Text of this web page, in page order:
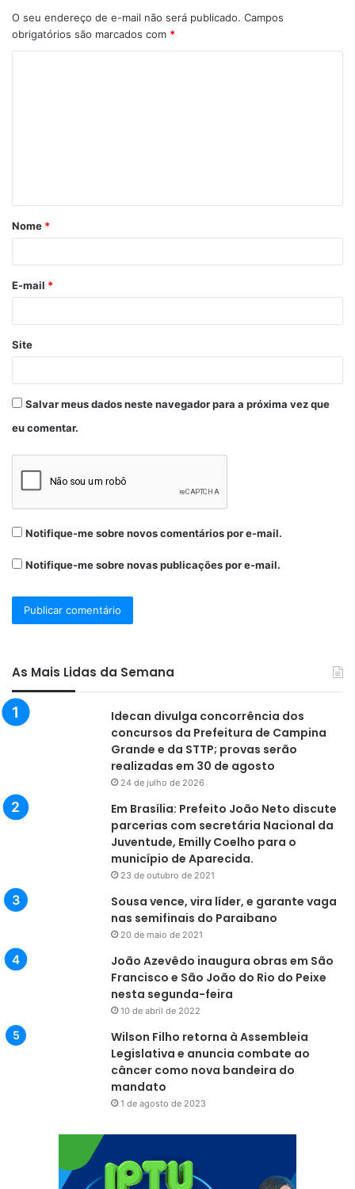
João Pessoa
O seu endereço de e-mail não será publicado. Campos
obrigatórios são marcados com *
Nome *
E-mail *
Site
Salvar meus dados neste navegador para a próxima vez que
eu comentar.
Notifique-me sobre novos comentários por e-mail.
Notifique-me sobre novas publicações por e-mail.
As Mais Lidas da Semana
Idecan divulga concorrência dos
concursos da Prefeitura de Campina
Grande e da STTP; provas serão
realizadas em 30 de agosto
24 de julho de 2026
Em Brasília: Prefeito João Neto discute
parcerias com secretária Nacional da
Juventude, Emilly Coelho para o
município de Aparecida.
23 de outubro de 2021
Sousa vence, vira líder, e garante vaga
nas semifinais do Paraibano
20 de maio de 2021
João Azevêdo inaugura obras em São
Francisco e São João do Rio do Peixe
nesta segunda-feira
10 de abril de 2022
Wilson Filho retorna à Assembleia
Legislativa e anuncia combate ao
câncer como nova bandeira do
mandato
1 de agosto de 2023